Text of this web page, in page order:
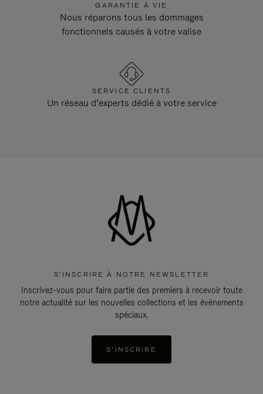
GARANTIE À VIE
Nous réparons tous les dommages
fonctionnels causés à votre valise
SERVICE CLIENTS
Un réseau d’experts dédié à votre service
S'INSCRIRE À NOTRE NEWSLETTER
Inscrivez-vous pour faire partie des premiers à recevoir toute
notre actualité sur les nouvelles collections et les évènements
spéciaux.
S'INSCRIRE